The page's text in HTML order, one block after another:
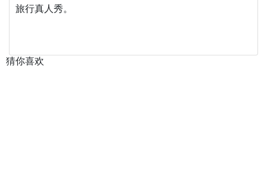
旅行真人秀。
猜你喜欢